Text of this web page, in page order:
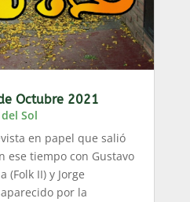
Octubre 2021
Sol
en papel que salió
ese tiempo con Gustavo
(Folk II) y Jorge
por la